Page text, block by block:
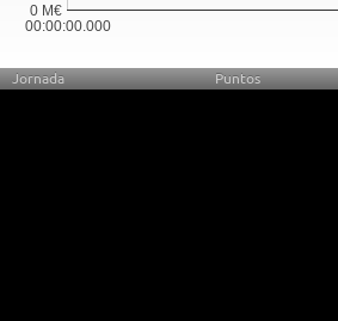
00:00:00.000
0 M€
Jornada Puntos